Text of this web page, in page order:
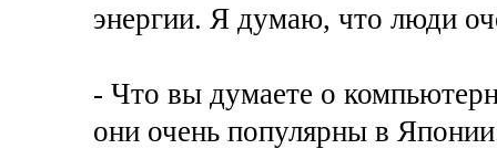
энергии. Я думаю, что люди
- Что вы думаете о
они очень популярны в